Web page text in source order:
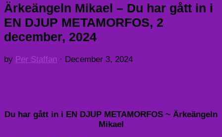
Ärkeängeln Mikael – Du har gått in i
EN DJUP METAMORFOS, 2
december, 2024
by Per Staffan · December 3, 2024
Du har gått in i EN DJUP METAMORFOS ~ Ärkeängeln
Mikael